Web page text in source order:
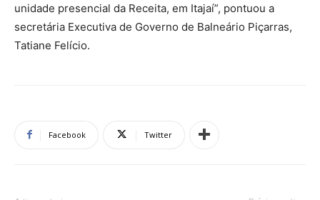
unidade presencial da Receita, em Itajaí”, pontuou a
secretária Executiva de Governo de Balneário Piçarras,
Tatiane Felício.
Facebook Twitter